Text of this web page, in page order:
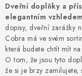
KOVÁNÍ A KLIKY
BEZPEČNOSTNÍ
CYLINDRICKÉ
Dveřní doplňky a
elegantním
dopisy, dveřní zarážky
Cobra má ve svém
která budete chtít mít
O tom, že jsou tyto
že si je brzy zamilujete,